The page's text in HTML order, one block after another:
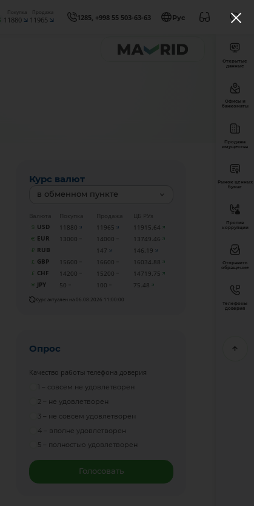
Покупка
11880
Продажа
11965 1285, +998 55 503-63-63 Рус
Курс валют
в обменном пункте
Валюта Покупка Продажа
ЦБ РУз
USD
11880 11965
11915.64
EUR
13000 14000
13749.46
RUB
147
146.19
GBP
15600 16600
16034.88
CHF
14200 15200
14719.75
JPY
50 100 75.48
Курс актуален на 06.08.2026 11:00:00
Опрос
Качество работы телефона доверия
1 – совсем не удовлетворен
2 – не удовлетворен
3 – не совсем удовлетворен
4 – вполне удовлетворен
5 – полностью удовлетворен
Голосовать
Открытые
данные
Офисы и
банкоматы
Продажа
имущества
Рынок ценных
бумаг
Против
коррупции
Отправить
обращение
Телефоны
доверия